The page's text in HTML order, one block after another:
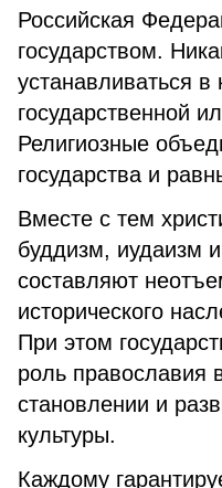
Российская
государством.
устанавливаться в
государственной
Религиозные
государства и
Вместе с тем
буддизм, иудаизм
составляют
исторического
При этом
роль православия
становлении и
культуры.
Каждому